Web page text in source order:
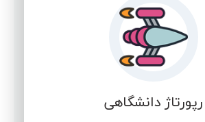
رپورتاژ دانشگاهی